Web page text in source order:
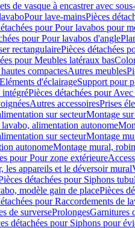
de vasque à encastrer avec
Pour lave-mainsPièces
pour Pour lavabos pour
pour Pour lavabos d'angle
rectangulairePièces détachées
pour Meubles latéraux bas
compactesAutres meubles
Eléments d'éclairageSupport pour
intégréPièces détachées pour
Autres accessoiresPrises
sur secteurMontage
alimentation autonome
sur secteurMontage
autonomeMontage mural,
pour Pour zone extérieure
les appareils et le déversoir mural
détachées pour Siphons
modèle gain de placePièces
pour Raccordements de
de surverseProlongesGarnitures
détachées pour Siphons pour